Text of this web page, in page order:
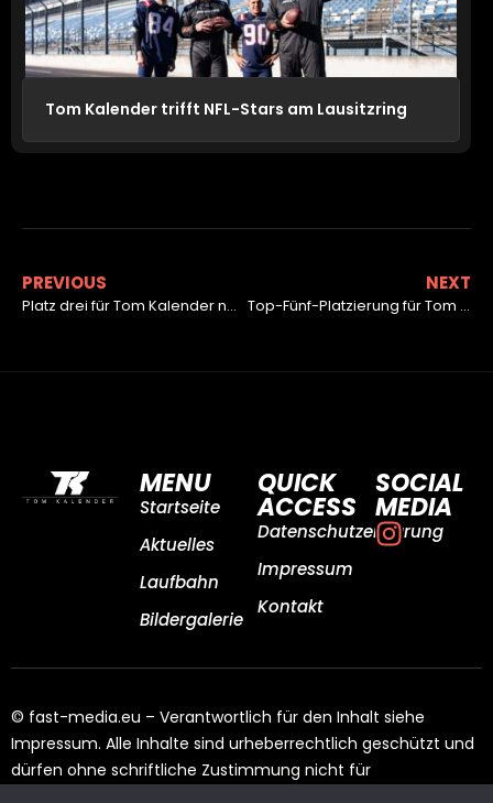
Tom Kalender trifft NFL-Stars am Lausitzring
PREVIOUS
Platz drei für Tom Kalender nach Reifenpoker beim WAKC
NEXT
Top-Fünf-Platzierung für Tom Kalender in Oschersleben
MENU
Startseite
Aktuelles
Laufbahn
Bildergalerie
QUICK
ACCESS
Datenschutzerklärung
Impressum
Kontakt
SOCIAL
MEDIA
© fast-media.eu – Verantwortlich für den Inhalt siehe
Impressum. Alle Inhalte sind urheberrechtlich geschützt und
dürfen ohne schriftliche Zustimmung nicht für